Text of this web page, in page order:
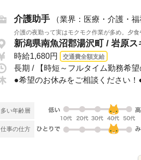
介護助手 （業界：医療・介護・福
介護の夜勤って実はモクモク作業が多め。夕
新潟県南魚沼郡湯沢町 / 岩原ス
時給1,680円 交通費全額支給
長期 / 【時短～フルタイム勤務希
多い年齢層
仕事の仕方